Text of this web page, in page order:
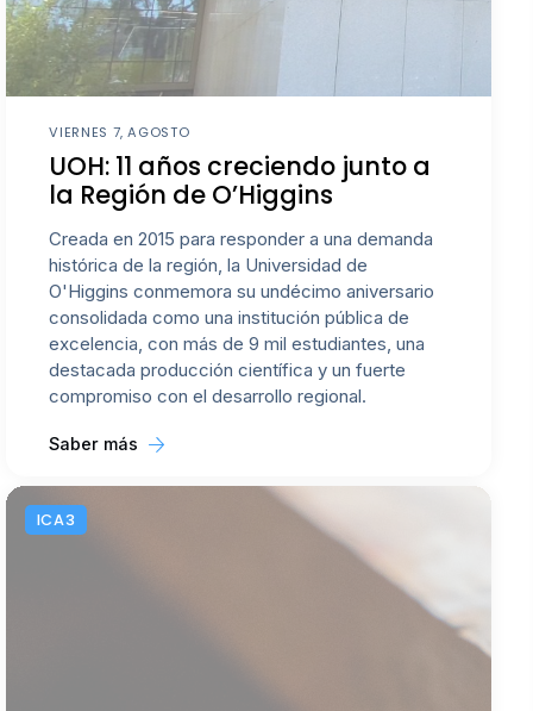
VIERNES 7, AGOSTO
UOH: 11 años creciendo junto a
la Región de O’Higgins
Creada en 2015 para responder a una demanda
histórica de la región, la Universidad de
O'Higgins conmemora su undécimo aniversario
consolidada como una institución pública de
excelencia, con más de 9 mil estudiantes, una
destacada producción científica y un fuerte
compromiso con el desarrollo regional.
Saber más
ICA3